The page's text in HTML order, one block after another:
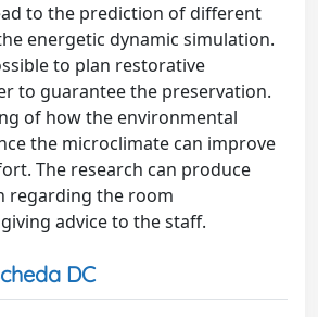
to the prediction of different
energetic dynamic simulation.
to plan restorative
to guarantee the preservation.
of how the environmental
the microclimate can improve
The research can produce
regarding the room
advice to the staff.
DC